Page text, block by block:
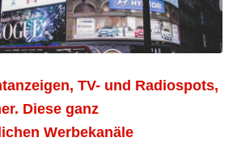
TV- und Radiospots,
Diese ganz
Werbekanäle